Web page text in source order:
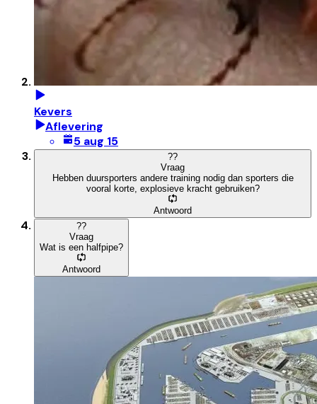
Kevers
Aflevering
5 aug 15
??
Vraag
Hebben duursporters andere training nodig dan sporters die
vooral korte, explosieve kracht gebruiken?
Antwoord
??
Vraag
Wat is een halfpipe?
Antwoord